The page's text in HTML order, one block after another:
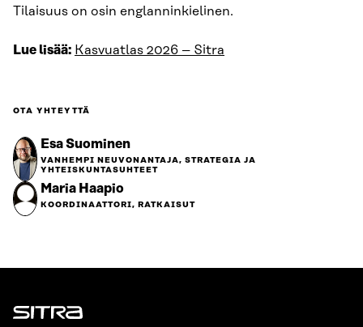
Tilaisuus on osin englanninkielinen.
Lue lisää: Kasvuatlas 2026 – Sitra
OTA YHTEYTTÄ
Esa Suominen
VANHEMPI NEUVONANTAJA, STRATEGIA JA
YHTEISKUNTASUHTEET
Maria Haapio
KOORDINAATTORI, RATKAISUT
Sitra